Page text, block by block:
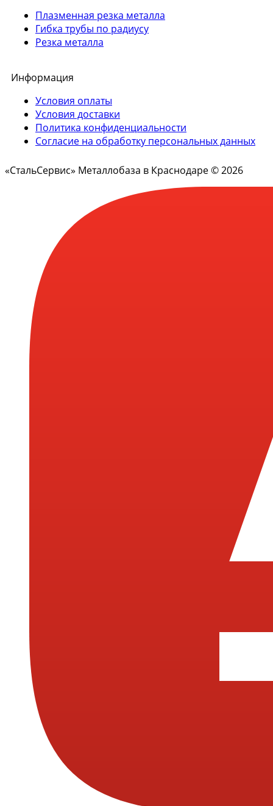
Плазменная резка металла
Гибка трубы по радиусу
Резка металла
Информация
Условия оплаты
Условия доставки
Политика конфиденциальности
Согласие на обработку персональных данных
«СтальСервис» Металлобаза в Краснодаре © 2026